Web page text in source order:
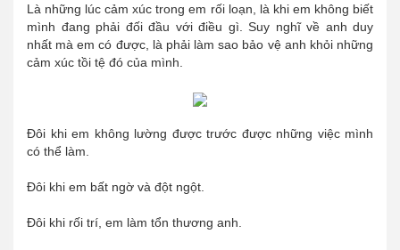
Là những lúc cảm xúc trong em rối loạn, là khi em không biết
mình đang phải đối đầu với điều gì. Suy nghĩ về anh duy
nhất mà em có được, là phải làm sao bảo vệ anh khỏi những
cảm xúc tồi tệ đó của mình.
Đôi khi em không lường được trước được những việc mình
có thể làm.
Đôi khi em bất ngờ và đột ngột.
Đôi khi rối trí, em làm tổn thương anh.